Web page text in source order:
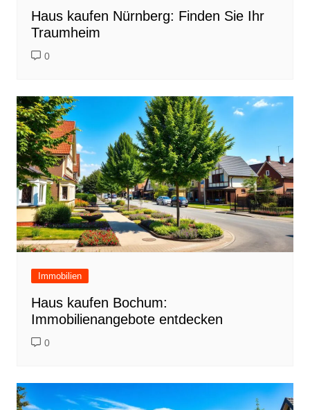
Haus kaufen Nürnberg: Finden Sie Ihr
Traumheim
0
Immobilien
Haus kaufen Bochum:
Immobilienangebote entdecken
0